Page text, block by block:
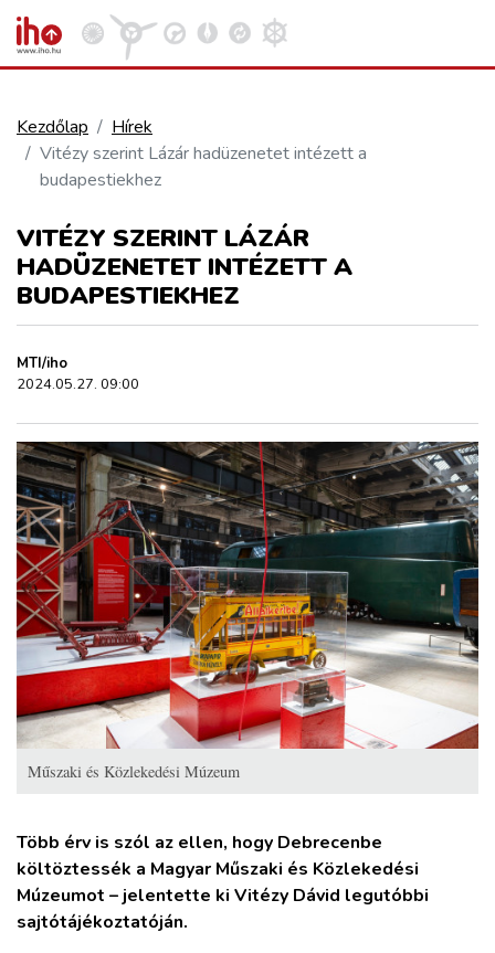
VASÚT
KÖZÚT
REPÜLÉS
KÖZLEKEDÉSFEJLESZTÉS
ZÖLDÚT
HAJÓZÁS
BLOG
ARCHÍVUM
WEBSHOP
BELÉPÉS
REGISZTRÁCIÓ
Kezdőlap
Hírek
Vitézy szerint Lázár hadüzenetet intézett a
budapestiekhez
VITÉZY SZERINT LÁZÁR
HADÜZENETET INTÉZETT A
BUDAPESTIEKHEZ
MTI/iho
2024.05.27. 09:00
Műszaki és Közlekedési Múzeum
Több érv is szól az ellen, hogy Debrecenbe
költöztessék a Magyar Műszaki és Közlekedési
Múzeumot – jelentette ki Vitézy Dávid legutóbbi
sajtótájékoztatóján.